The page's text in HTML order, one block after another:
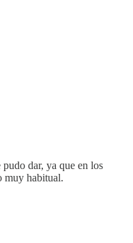
dar, ya que en los
muy habitual.